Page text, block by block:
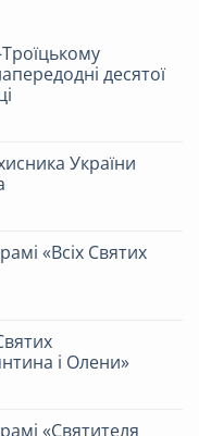
десятої
України
«Всіх Святих
і Олени»
«Святителя